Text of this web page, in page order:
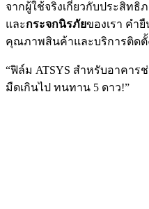
จากผู้ใช้จริงเกี่ยวกับประสิทธิ
และกระจกนิรภัยของเรา คำ
คุณภาพสินค้าและบริการติดตั้
“ฟิล์ม ATSYS สำหรับอาคาร
มืดเกินไป ทนทาน 5 ดาว!”